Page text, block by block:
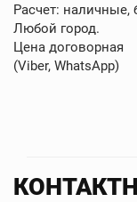
Расчет: наличные,
Любой город.
Цена договорная
(Viber, WhatsApp)